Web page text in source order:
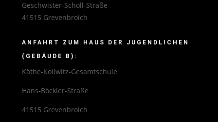
Geschwister-Scholl-Straße
41515 Grevenbroich
ANFAHRT ZUM HAUS DER JUGENDLICHEN
(GEBÄUDE B):
Käthe-Kollwitz-Gesamtschule
Hans-Böckler-Straße
41515 Grevenbroich